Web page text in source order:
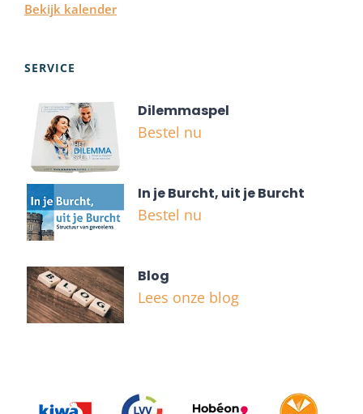
Bekijk kalender
SERVICE
Dilemmaspel
Bestel nu
In je Burcht, uit je Burcht
Bestel nu
Blog
Lees onze blog